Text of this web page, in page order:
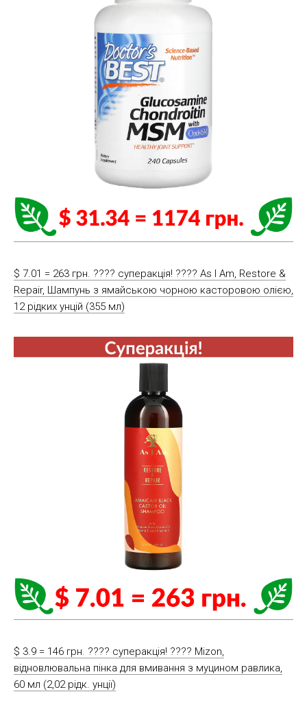
$ 7.01 = 263 грн. ???? cуперакція! ???? As I Am, Restore &
Repair, Шампунь з ямайською чорною касторовою олією,
12 рідких унцій (355 мл)
$ 3.9 = 146 грн. ???? cуперакція! ???? Mizon,
відновлювальна пінка для вмивання з муцином равлика,
60 мл (2,02 рідк. унції)